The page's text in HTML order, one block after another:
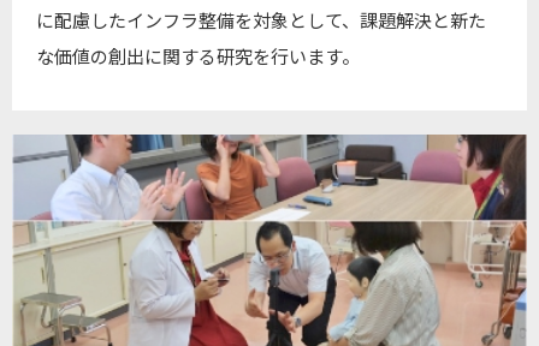
に配慮したインフラ整備を対象として、課題解決と新た
な価値の創出に関する研究を行います。